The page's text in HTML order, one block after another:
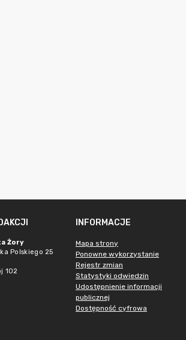
Żory
Polskiego 25
102
INFORMACJE
Mapa strony
Ponowne wykorzystanie
Rejestr zmian
Statystyki odwiedzin
Udostępnienie informacji
publicznej
Dostępność cyfrowa